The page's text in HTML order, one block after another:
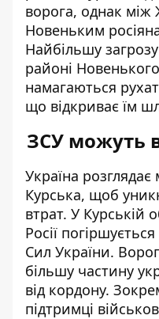
ворога, однак
Новеньким
Найбільшу
районі
намагаються
що відкриває їм
ЗСУ можуть
Україна розглядає
Курська, щоб
втрат. У Курській
Росії погіршується
Сил України.
більшу частину
від кордону.
підтримці